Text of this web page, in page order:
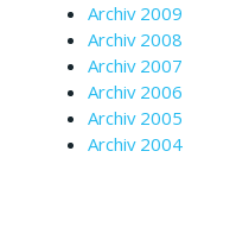
Archiv 2009
Archiv 2008
Archiv 2007
Archiv 2006
Archiv 2005
Archiv 2004